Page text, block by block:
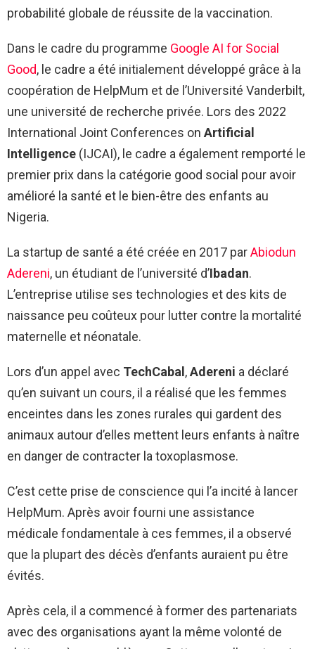
probabilité globale de réussite de la vaccination.
Dans le cadre du programme Google AI for Social
Good, le cadre a été initialement développé grâce à la
coopération de HelpMum et de l’Université Vanderbilt,
une université de recherche privée. Lors des 2022
International Joint Conferences on Artificial
Intelligence (IJCAI), le cadre a également remporté le
premier prix dans la catégorie good social pour avoir
amélioré la santé et le bien-être des enfants au
Nigeria.
La startup de santé a été créée en 2017 parAbiodun
Adereni, un étudiant de l’université d’Ibadan.
L’entreprise utilise ses technologies et des kits de
naissance peu coûteux pour lutter contre la mortalité
maternelle et néonatale.
Lors d’un appel avec TechCabal,Adereni a déclaré
qu’en suivant un cours, il a réalisé que les femmes
enceintes dans les zones rurales qui gardent des
animaux autour d’elles mettent leurs enfants à naître
en danger de contracter la toxoplasmose.
C’est cette prise de conscience qui l’a incité à lancer
HelpMum. Après avoir fourni une assistance
médicale fondamentale à ces femmes, il a observé
que la plupart des décès d’enfants auraient pu être
évités.
Après cela, il a commencé à former des partenariats
avec des organisations ayant la même volonté de